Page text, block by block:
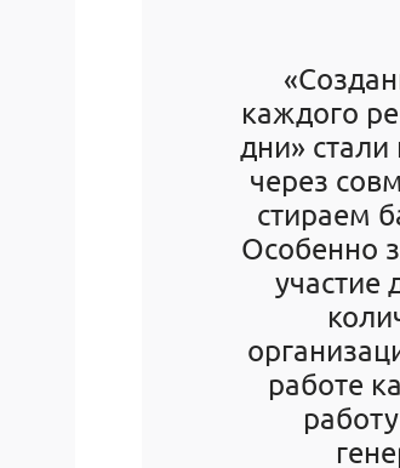
«
каждого
дни»
через
стираем
Особенно
участие
работе